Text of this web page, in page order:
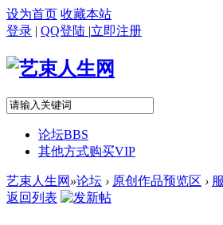
设为首页 收藏本站
登录 | QQ登陆 |立即注册
论坛BBS
其他方式购买VIP
艺束人生网 »论坛 › 原创作品预览区 ›
返回列表